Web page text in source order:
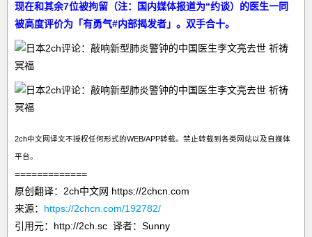
现在和其余7位被拘留（注：国内媒体报道为“约谈）的医生一同
被高度评价为「有勇气#内部揭发者」。双手合十。
2ch中文网译文不授权任何形式的WEB/APP转载。禁止转载到各类网站以及自媒体
平台。
=============
原创翻译：2ch中文网 https://2chcn.com
来源： https://2chcn.com/192782/
引用元：http://2ch.sc 译者：Sunny